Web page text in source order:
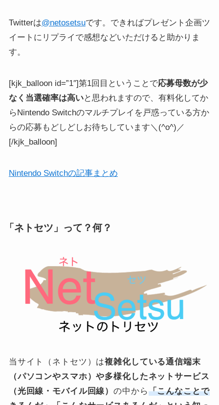
Twitterは@netosetsuです。できればプレゼント企画ツ
イートにリプライで感想などいただけると助かりま
す。
[kjk_balloon id=”1″]第1回目ということで応募母数が少
なく当選確率は高いと思われますので、有料化してか
らNintendo Switchのマルチプレイを戸惑っている方か
らの応募もどしどしお待ちしています＼(^o^)／
[/kjk_balloon]
Nintendo Switchの記事まとめ
「ネトセツ」って？何？
当サイト（ネトセツ）は複雑化している通信端末
（パソコンやスマホ）や多様化したネットサービス
（光回線・モバイル回線）の中から「こんなことで